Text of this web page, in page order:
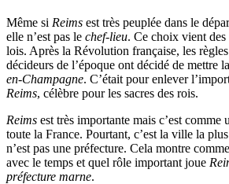
Même si Reims est très peuplée dans le
elle n’est pas le chef-lieu. Ce choix vient des
lois. Après la Révolution française, les
décideurs de l’époque ont décidé de mettre
en-Champagne. C’était pour enlever
Reims, célèbre pour les sacres des rois.
Reims est très importante mais c’est comme
toute la France. Pourtant, c’est la ville la
n’est pas une préfecture. Cela montre
avec le temps et quel rôle important joue
préfecture marne.